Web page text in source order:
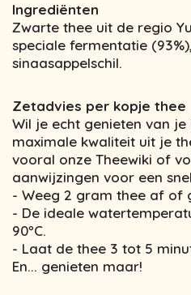
Ingrediënten
Zwarte thee uit de regio
speciale fermentatie
sinaasappelschil.
Zetadvies per kopje thee
Wil je echt genieten van
maximale kwaliteit uit je
vooral onze Theewiki of
aanwijzingen voor een
- Weeg 2 gram thee af of
- De ideale
90ºC.
- Laat de thee 3 tot 5
En... genieten maar!